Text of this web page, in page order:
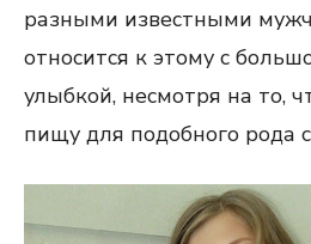
разными известными
относится к этому с
улыбкой, несмотря на то,
пищу для подобного рода